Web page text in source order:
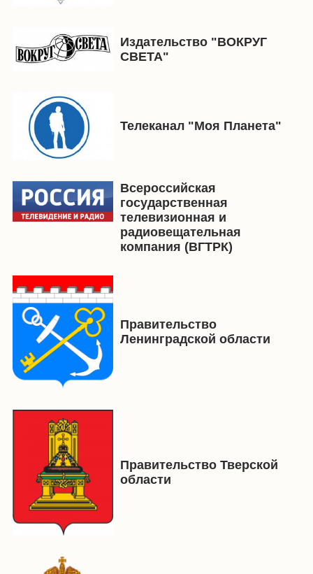
Издательство "ВОКРУГ
СВЕТА"
Телеканал "Моя Планета"
Всероссийская
государственная
телевизионная и
радиовещательная
компания (ВГТРК)
Правительство
Ленинградской области
Правительство Тверской
области